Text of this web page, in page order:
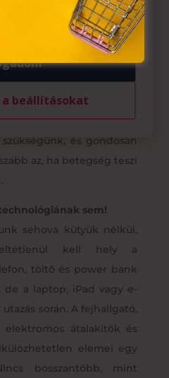
a gyógyszerek és
leégésre
ragtapaszok,
allergia elleni
zsebkendők
Gondoljuk át
és gondosan
az, ha betegség teszi
sem!
sehova kütyük nélkül,
kell hely a
töltő és power bank
a laptop, iPad vagy e-
során. A fejhallgató,
elektromos átalakítók és
elemei egy
bosszantóbb, mint
hozzájárulását kell kérniük.
beállításokat